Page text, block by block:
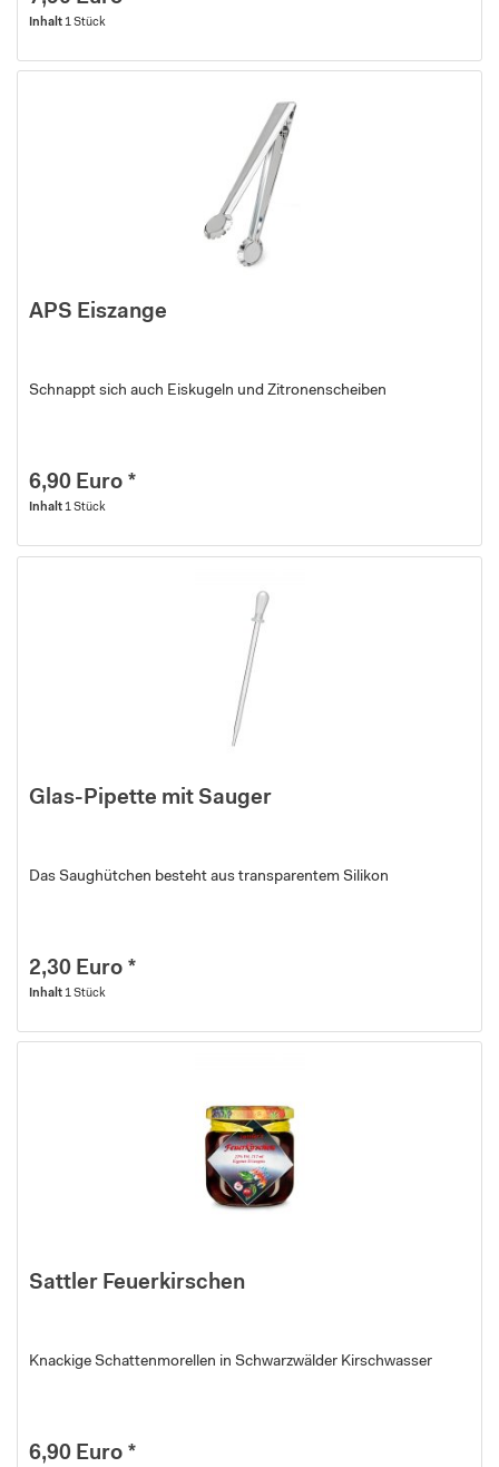
Inhalt 1 Stück
APS Eiszange
Schnappt sich auch Eiskugeln und Zitronenscheiben
6,90 Euro *
Inhalt 1 Stück
Glas-Pipette mit Sauger
Das Saughütchen besteht aus transparentem Silikon
2,30 Euro *
Inhalt 1 Stück
Sattler Feuerkirschen
Knackige Schattenmorellen in Schwarzwälder Kirschwasser
6,90 Euro *